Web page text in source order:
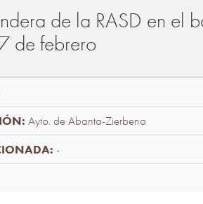
de la RASD en el
de febrero
Ayto. de Abanto-Zierbena
-